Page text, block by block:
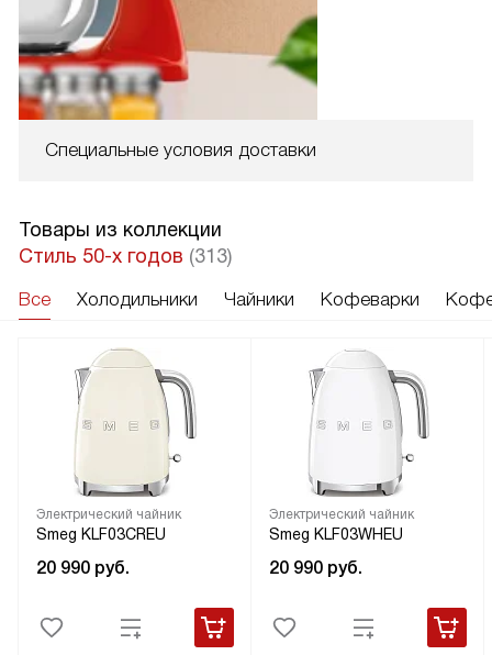
Специальные условия доставки
Товары из коллекции
Стиль 50-х годов (313)
Все Холодильники Чайники Кофеварки
Электрический чайник
Smeg KLF03CREU
20 990 руб.
Электрический чайник
Smeg KLF03WHEU
20 990 руб.